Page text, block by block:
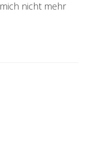
nicht mehr